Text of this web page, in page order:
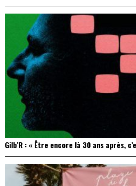
Gilb’R : « Être encore là 30 ans après,